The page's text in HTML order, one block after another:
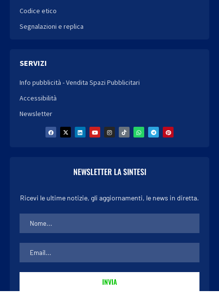
Codice etico
Segnalazioni e replica
SERVIZI
Info pubblicità - Vendita Spazi Pubblicitari
Accessibilità
Newsletter
NEWSLETTER LA SINTESI
Ricevi le ultime notizie, gli aggiornamenti, le news in diretta.